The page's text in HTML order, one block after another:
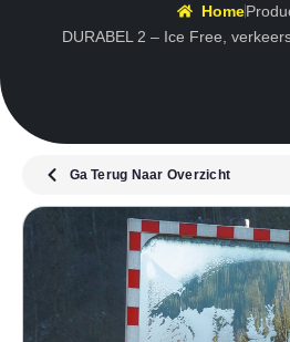
Home
DURABEL 2 – Ice Free,
Ga Terug Naar Overzicht